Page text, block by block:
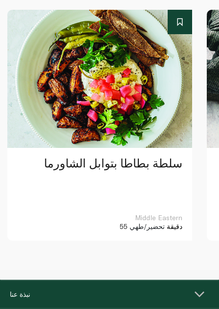
سلطة بطاطا بتوابل الشاورما
Middle Eastern
55 دقيقة تحضير/طهي
نبذة عنا